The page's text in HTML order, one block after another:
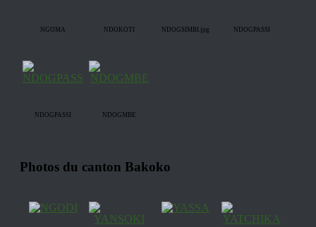
NGOMA NDOKOTI NDOGSIMBI.jpg NDOGPASSI
NDOGPASSI NDOGMBE
Photos du canton Bakoko